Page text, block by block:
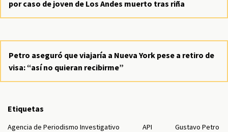
por caso de joven de Los Andes muerto tras riña
Petro aseguró que viajaría a Nueva York pese a retiro de
visa: “así no quieran recibirme”
Etiquetas
Agencia de Periodismo Investigativo API
Gustavo Petro